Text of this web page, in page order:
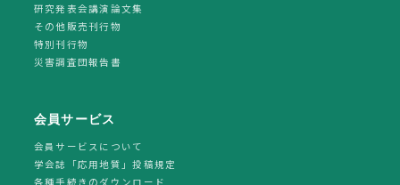
研究発表会講演論文集
その他販売刊行物
特別刊行物
災害調査団報告書
会員サービス
会員サービスについて
学会誌「応用地質」投稿規定
各種手続きのダウンロード